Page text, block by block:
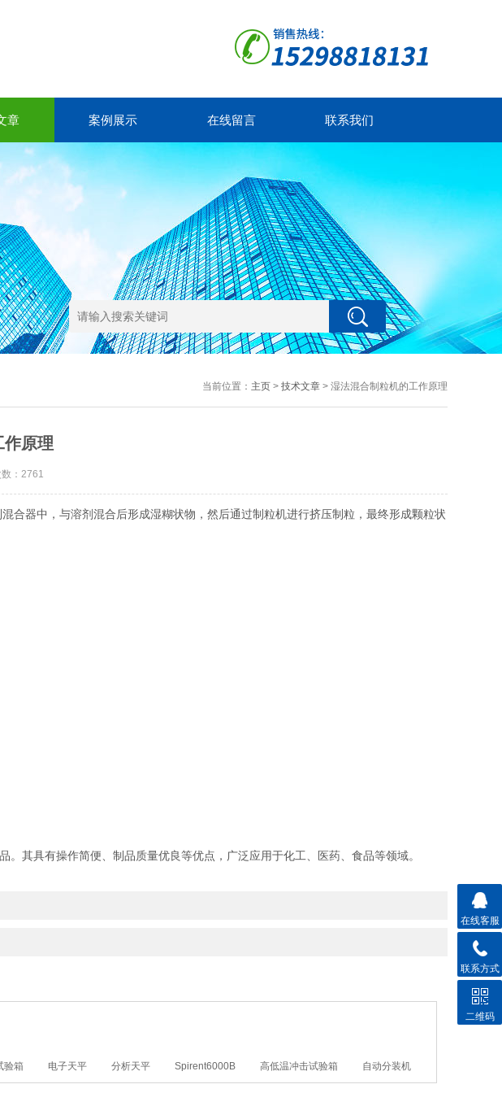
章 案例展示 在线留言 联系我们
当前位置： 主页> 技术文章> 湿法混合制粒机的工作原理
作原理
：2761
器中，与溶剂混合后形成湿糊状物，然后通过制粒机进行挤压制粒，最终形成颗粒状
具有操作简便、制品质量优良等优点，广泛应用于化工、医药、食品等领域。
验箱 电子天平 分析天平 Spirent6000B 高低温冲击试验箱 自动分装机
在线客服
联系方式
二维码